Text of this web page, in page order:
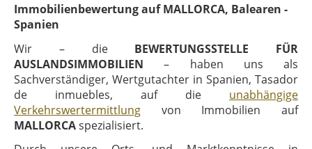
Immobilienbewertung auf MALLORCA, Balearen -
Spanien
Wir – die BEWERTUNGSSTELLE FÜR
AUSLANDSIMMOBILIEN – haben uns als
Sachverständiger, Wertgutachter in Spanien, Tasador
de inmuebles, auf die unabhängige
Verkehrswertermittlung von Immobilien auf
MALLORCAspezialisiert.